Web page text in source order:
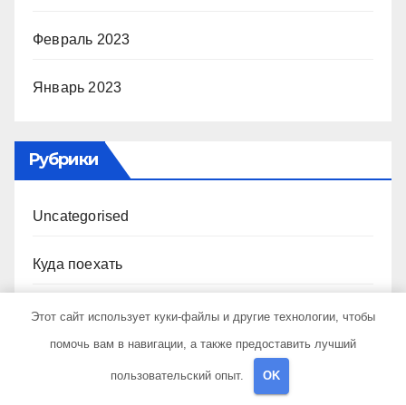
Февраль 2023
Январь 2023
Рубрики
Uncategorised
Куда поехать
Новости авто
Этот сайт использует куки-файлы и другие технологии, чтобы
помочь вам в навигации, а также предоставить лучший
пользовательский опыт. OK